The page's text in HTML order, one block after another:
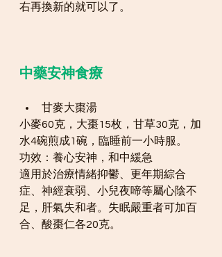
右再換新的就可以了。
中藥安神食療
甘麥大棗湯
小麥60克，大棗15枚，甘草30克，加
水4碗煎成1碗，臨睡前一小時服。
功效：養心安神，和中緩急
適用於治療情緒抑鬱、更年期綜合
症、神經衰弱、小兒夜啼等屬心陰不
足，肝氣失和者。失眠嚴重者可加百
合、酸棗仁各20克。